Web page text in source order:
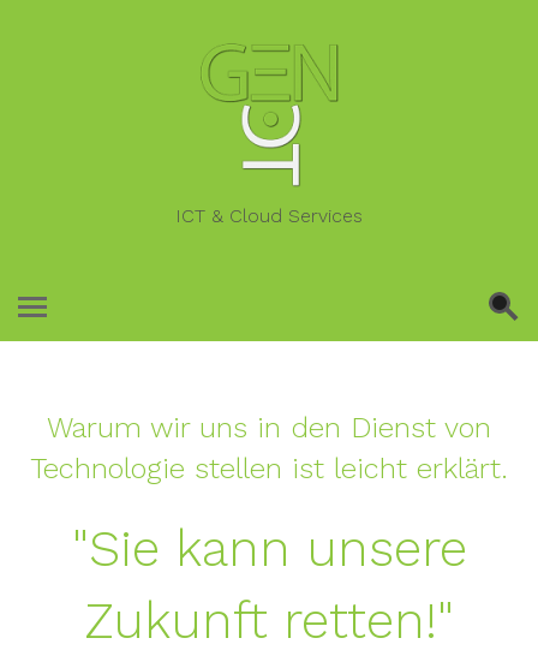
ICT & Cloud Services
Warum wir uns in den Dienst von
Technologie stellen ist leicht erklärt.
"Sie kann unsere
Zukunft retten!"